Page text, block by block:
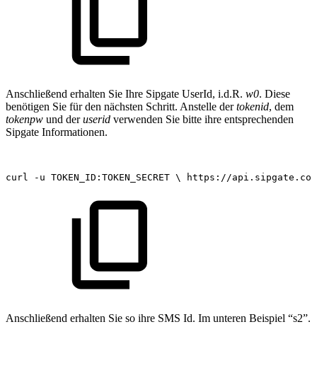
Anschließend erhalten Sie Ihre Sipgate UserId, i.d.R. w0. Diese
benötigen Sie für den nächsten Schritt. Anstelle dertokenid, dem
tokenpw und deruserid verwenden Sie bitte ihre entsprechenden
Sipgate Informationen.
curl -u TOKEN_ID:TOKEN_SECRET \ https://
Anschließend erhalten Sie so ihre SMS Id. Im unteren Beispiel “s2”.